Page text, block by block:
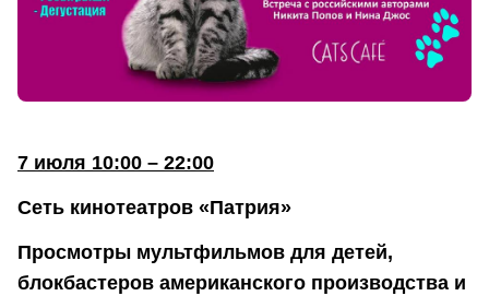
7 июля 10:00 – 22:00
Сеть кинотеатров «Патрия»
Просмотры мультфильмов для детей,
блокбастеров американского производства и